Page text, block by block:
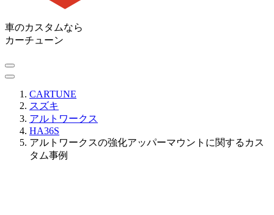
車のカスタムなら
カーチューン
CARTUNE
スズキ
アルトワークス
HA36S
アルトワークスの強化アッパーマウントに関するカス
タム事例